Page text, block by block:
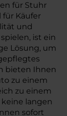
für Stuhr
für Käufer
und
ist ein
Lösung, um
bieten Ihnen
zu einem
zu einem
langen
sofort